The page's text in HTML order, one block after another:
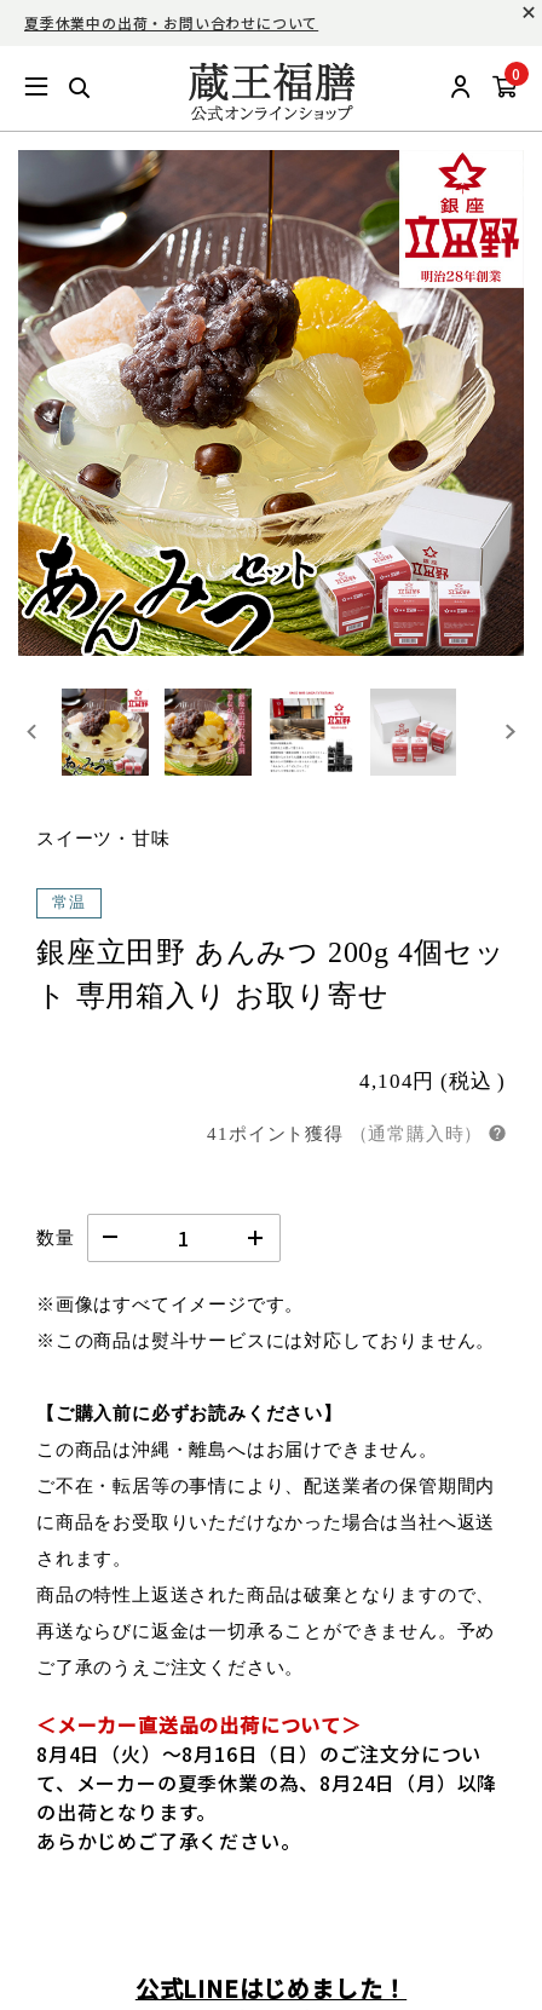
夏季休業中の出荷・お問い合わせについて
0
スイーツ・甘味
常温
銀座立田野 あんみつ 200g 4個セッ
ト 専用箱入り お取り寄せ
4,104円 (税込)
41ポイント獲得 （通常購入時）
数量
※画像はすべてイメージです。
※この商品は熨斗サービスには対応しておりません。
【ご購入前に必ずお読みください】
この商品は沖縄・離島へはお届けできません。
ご不在・転居等の事情により、配送業者の保管期間内
に商品をお受取りいただけなかった場合は当社へ返送
されます。
商品の特性上返送された商品は破棄となりますので、
再送ならびに返金は一切承ることができません。予め
ご了承のうえご注文ください。
＜メーカー直送品の出荷について＞
8月4日（火）～8月16日（日）のご注文分につい
て、メーカーの夏季休業の為、8月24日（月）以降
の出荷となります。
あらかじめご了承ください。
公式LINEはじめました！